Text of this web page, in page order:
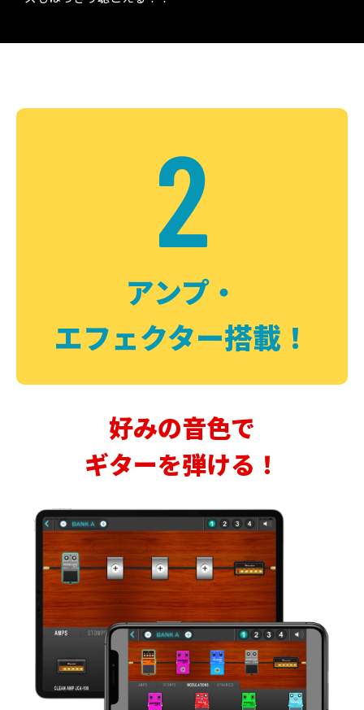
2
アンプ・
エフェクター搭載！
好みの音色で
ギターを弾ける！